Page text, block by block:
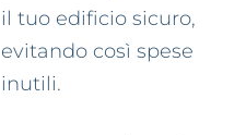
il tuo edificio sicuro,
evitando così spese
inutili.